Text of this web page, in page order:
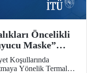
Öncelikli
Maske”
Koşullarında
Yönelik Termal